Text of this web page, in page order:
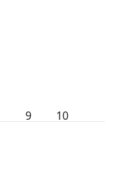
9 10